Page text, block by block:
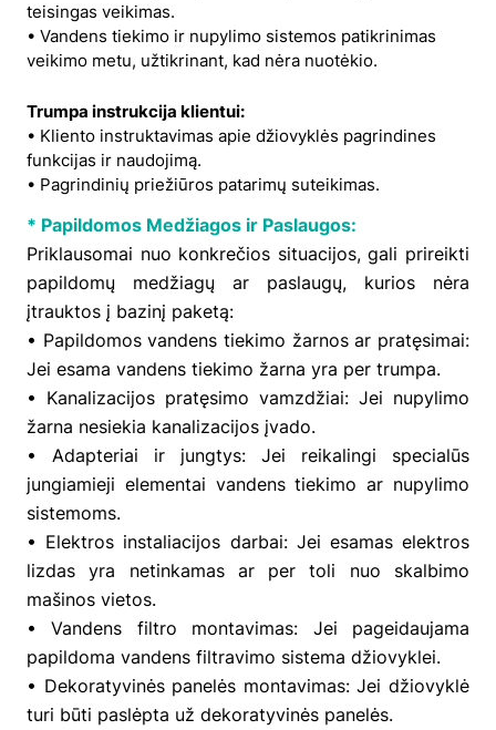
teisingas veikimas.
• Vandens tiekimo ir nupylimo sistemos patikrinimas
veikimo metu, užtikrinant, kad nėra nuotėkio.
Trumpa instrukcija klientui:
• Kliento instruktavimas apie džiovyklės pagrindines
funkcijas ir naudojimą.
• Pagrindinių priežiūros patarimų suteikimas.
* Papildomos Medžiagos ir Paslaugos:
Priklausomai nuo konkrečios situacijos, gali prireikti
papildomų medžiagų ar paslaugų, kurios nėra
įtrauktos į bazinį paketą:
• Papildomos vandens tiekimo žarnos ar pratęsimai:
Jei esama vandens tiekimo žarna yra per trumpa.
• Kanalizacijos pratęsimo vamzdžiai: Jei nupylimo
žarna nesiekia kanalizacijos įvado.
• Adapteriai ir jungtys: Jei reikalingi specialūs
jungiamieji elementai vandens tiekimo ar nupylimo
sistemoms.
• Elektros instaliacijos darbai: Jei esamas elektros
lizdas yra netinkamas ar per toli nuo skalbimo
mašinos vietos.
• Vandens filtro montavimas: Jei pageidaujama
papildoma vandens filtravimo sistema džiovyklei.
• Dekoratyvinės panelės montavimas: Jei džiovyklė
turi būti paslėpta už dekoratyvinės panelės.